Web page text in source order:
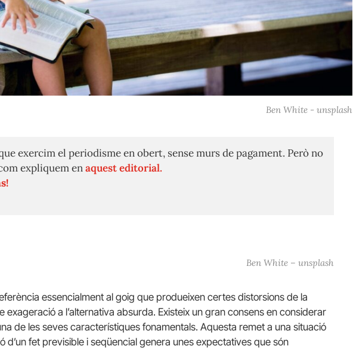
Ben White - unsplash
exercim el periodisme en obert, sense murs de pagament. Però no
expliquem enaquest editorial.
Ben White – unsplash
essencialment al goig que produeixen certes distorsions de la
exageració a l’alternativa absurda. Existeix un gran consens en considerar
de les seves característiques fonamentals. Aquesta remet a una situació
d’un fet previsible i seqüencial genera unes expectatives que són